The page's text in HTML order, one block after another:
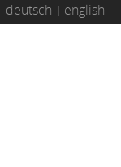
deutsch english